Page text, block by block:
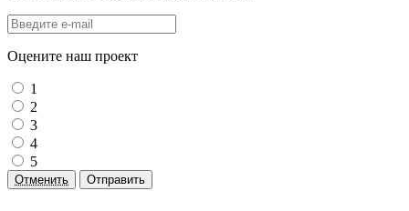
Оцените наш проект
1
2
3
4
5
Отменить Отправить